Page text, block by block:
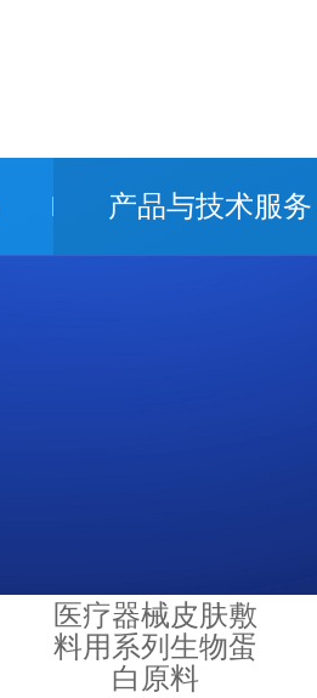
产品与技术服务
医疗器械皮肤敷
料用系列生物蛋
白原料